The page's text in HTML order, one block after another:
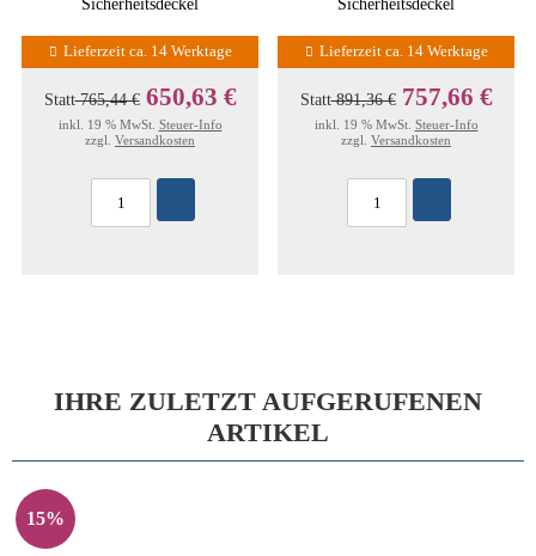
Lieferzeit ca. 14 Werktage
Statt765,44 € 650,63 €
inkl. 19 % MwSt. Steuer-Info
zzgl. Versandkosten
Lieferzeit ca. 14 Werktage
Statt891,36 € 757,66 €
inkl. 19 % MwSt. Steuer-Info
zzgl. Versandkosten
IHRE ZULETZT AUFGERUFENEN
ARTIKEL
15%